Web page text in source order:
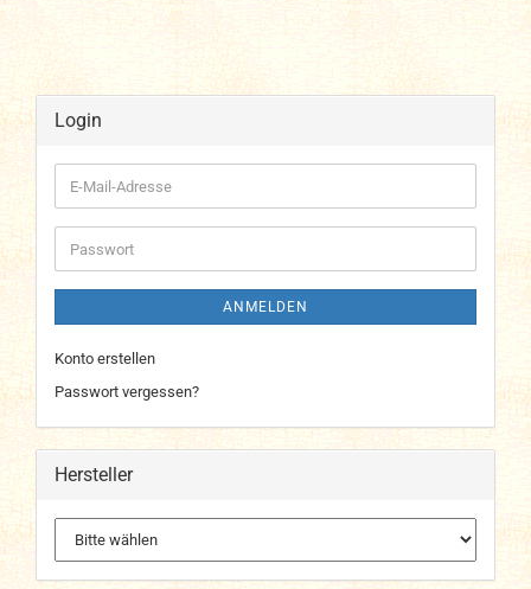
Login
E-
Mail-
Adresse
Passwort
ANMELDEN
Konto erstellen
Passwort vergessen?
Hersteller